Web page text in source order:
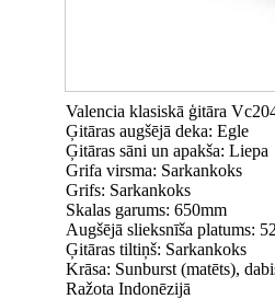
Valencia klasiskā ģitāra
Ģitāras augšējā deka: Egle
Ģitāras sāni un apakša: Liepa
Grifa virsma: Sarkankoks
Grifs: Sarkankoks
Skalas garums: 650mm
Augšējā slieksnīša platums:
Ģitāras tiltiņš: Sarkankoks
Krāsa: Sunburst (matēts),
Ražota Indonēzijā